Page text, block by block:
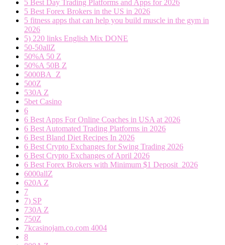
5 Best Day Trading Platforms and Apps for 2026
5 Best Forex Brokers in the US in 2026
5 fitness apps that can help you build muscle in the gym in
2026
5) 220 links English Mix DONE
50-50allZ
50%A 50 Z
50%A 50B Z
5000BA_Z
500Z
530A Z
5bet Casino
6
6 Best Apps For Online Coaches in USA at 2026
6 Best Automated Trading Platforms in 2026
6 Best Bland Diet Recipes In 2026
6 Best Crypto Exchanges for Swing Trading 2026
6 Best Crypto Exchanges of April 2026
6 Best Forex Brokers with Minimum $1 Deposit ️ 2026
6000allZ
620A Z
7
7) SP
730A Z
750Z
7kcasinojam.co.com 4004
8